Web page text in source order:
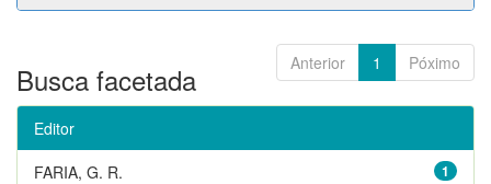
Anterior 1 Póximo
Busca facetada
Editor
1
FARIA, G. R.